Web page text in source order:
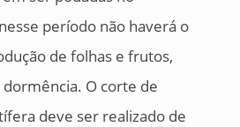
período não haverá o
de folhas e frutos,
dormência. O corte de
deve ser realizado de